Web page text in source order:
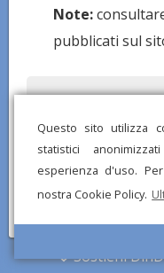
Questo sito utilizza
statistici
esperienza d'uso.
nostra Cookie Policy.
Note:
pubblicati sul
Sostieni